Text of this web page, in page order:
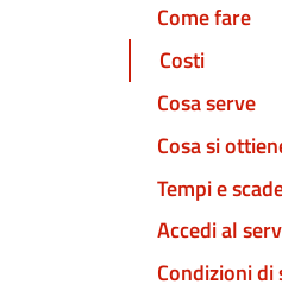
Come fare
Costi
Cosa serve
Cosa si
Tempi e
Accedi al
Condizioni di